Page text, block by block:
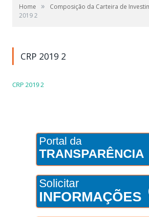
Home » Composição da Carteira de
2019 2
CRP 2019 2
CRP 2019 2
Portal da
TRANSPARÊNCIA
Solicitar
INFORMAÇÕES